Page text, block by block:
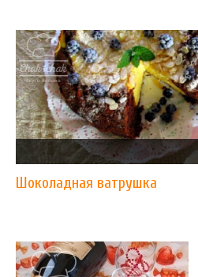
Шоколадная ватрушка